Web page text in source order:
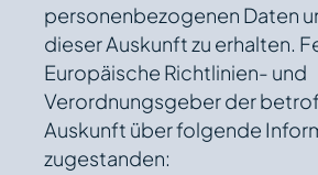
personenbezogenen Daten
dieser Auskunft zu erhalten.
Europäische Richtlinien- und
Verordnungsgeber der
Auskunft über folgende
zugestanden: